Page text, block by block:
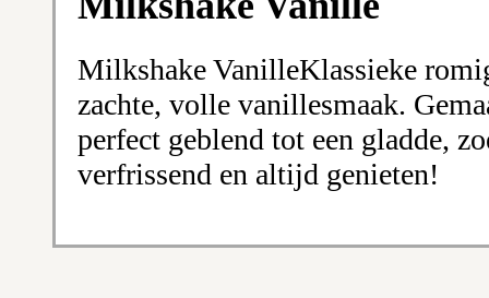
Milkshake VanilleKlassieke
zachte, volle vanillesmaak.
perfect geblend tot een gladde,
verfrissend en altijd genieten!